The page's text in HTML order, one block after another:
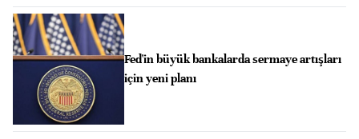
Fed'in büyük bankalarda sermaye artışları
için yeni planı